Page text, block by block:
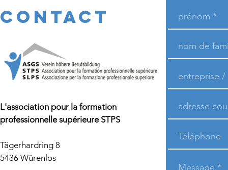
CONTACT
L'association pour la formation
professionnelle supérieure STPS
Tägerhardring 8
5436 Würenlos